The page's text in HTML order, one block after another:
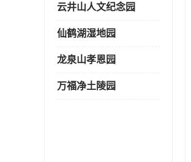
云井山人文纪念园
仙鹤湖湿地园
龙泉山孝恩园
万福净土陵园